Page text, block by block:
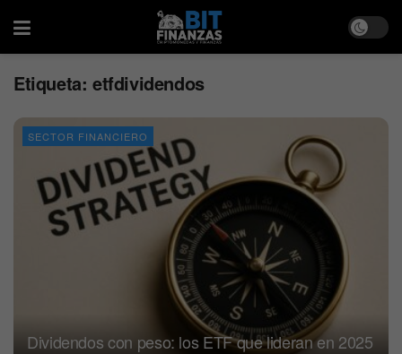
Etiqueta: etfdividendos
SECTOR FINANCIERO
Dividendos con peso: los ETF que lideran en 2025